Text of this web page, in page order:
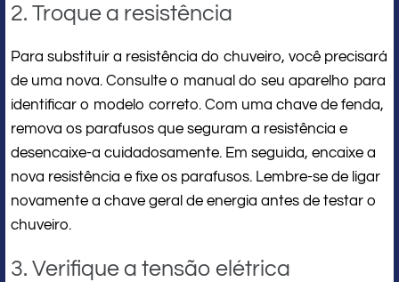
2. Troque a resistência
Para substituir a resistência do chuveiro, você precisará
de uma nova. Consulte o manual do seu aparelho para
identificar o modelo correto. Com uma chave de fenda,
remova os parafusos que seguram a resistência e
desencaixe-a cuidadosamente. Em seguida, encaixe a
nova resistência e fixe os parafusos. Lembre-se de ligar
novamente a chave geral de energia antes de testar o
chuveiro.
3. Verifique a tensão elétrica